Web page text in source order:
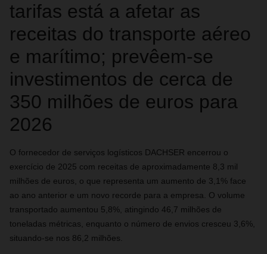
tarifas está a afetar as
receitas do transporte aéreo
e marítimo; prevêem‑se
investimentos de cerca de
350 milhões de euros para
2026
O fornecedor de serviços logísticos DACHSER encerrou o
exercício de 2025 com receitas de aproximadamente 8,3 mil
milhões de euros, o que representa um aumento de 3,1% face
ao ano anterior e um novo recorde para a empresa. O volume
transportado aumentou 5,8%, atingindo 46,7 milhões de
toneladas métricas, enquanto o número de envios cresceu 3,6%,
situando‑se nos 86,2 milhões.